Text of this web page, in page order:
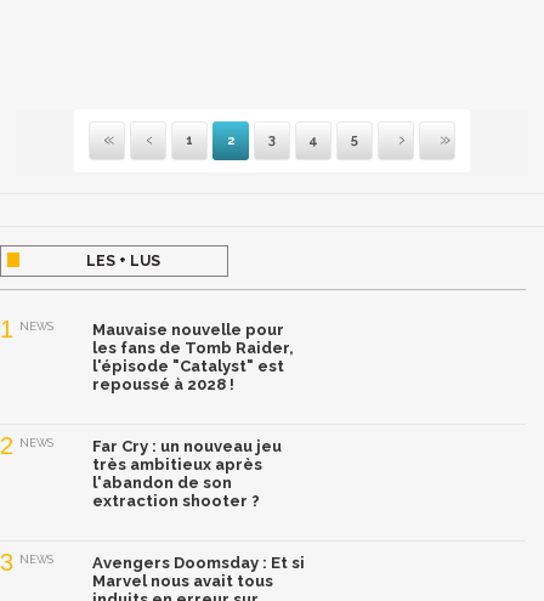
Première
Précédente
1 2 3 4 5
Suivante
Dernière
LES + LUS
1 NEWS
Mauvaise nouvelle pour
les fans de Tomb Raider,
l'épisode "Catalyst" est
repoussé à 2028 !
2 NEWS
Far Cry : un nouveau jeu
très ambitieux après
l'abandon de son
extraction shooter ?
3 NEWS
Avengers Doomsday : Et si
Marvel nous avait tous